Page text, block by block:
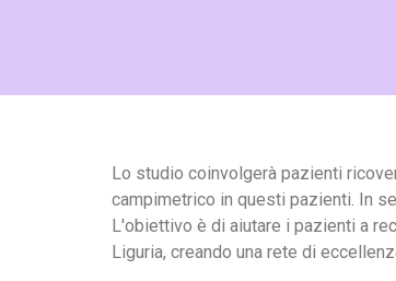
Lo studio coinvolgerà pazienti
campimetrico in questi pazienti. In
L'obiettivo è di aiutare i pazienti a
Liguria, creando una rete di